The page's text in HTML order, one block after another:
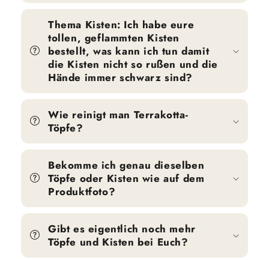
Thema Kisten: Ich habe eure
tollen, geflammten Kisten
bestellt, was kann ich tun damit
die Kisten nicht so rußen und die
Hände immer schwarz sind?
Wie reinigt man Terrakotta-
Töpfe?
Bekomme ich genau dieselben
Töpfe oder Kisten wie auf dem
Produktfoto?
Gibt es eigentlich noch mehr
Töpfe und Kisten bei Euch?